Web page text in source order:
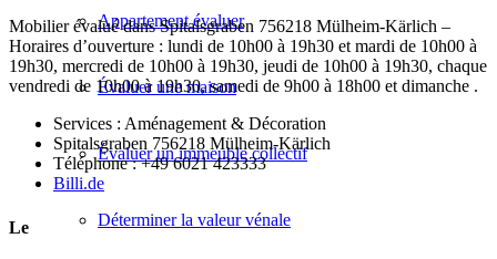
Appartement évaluer
Évaluer une maison
Évaluer un immeuble collectif
Déterminer la valeur vénale
Mobilier évalué dans Spitalsgraben 756218 Mülheim-Kärlich –
Horaires d’ouverture : lundi de 10h00 à 19h30 et mardi de 10h00 à
19h30, mercredi de 10h00 à 19h30, jeudi de 10h00 à 19h30, chaque
vendredi de 10h00 à 19h30, samedi de 9h00 à 18h00 et dimanche .
Services : Aménagement & Décoration
Spitalsgraben 756218 Mülheim-Kärlich
Téléphone : +49 6021 423333
Billi.de
Le